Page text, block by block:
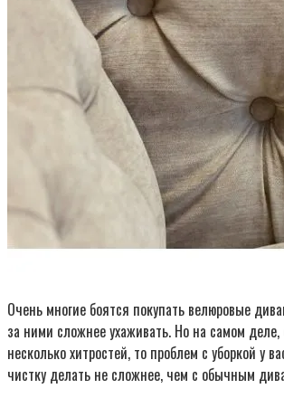
Очень многие боятся покупать велюровые
за ними сложнее ухаживать. Но на самом
несколько хитростей, то проблем с уборкой у
чистку делать не сложнее, чем с обычным